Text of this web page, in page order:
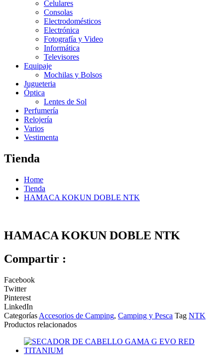
Celulares
Consolas
Electrodomésticos
Electrónica
Fotografía y Video
Informática
Televisores
Equipaje
Mochilas y Bolsos
Jugueteria
Óptica
Lentes de Sol
Perfumería
Relojería
Varios
Vestimenta
Tienda
Home
Tienda
HAMACA KOKUN DOBLE NTK
HAMACA KOKUN DOBLE NTK
Compartir :
Facebook
Twitter
Pinterest
LinkedIn
Categorías Accesorios de Camping, Camping y Pesca Tag NTK
Productos relacionados